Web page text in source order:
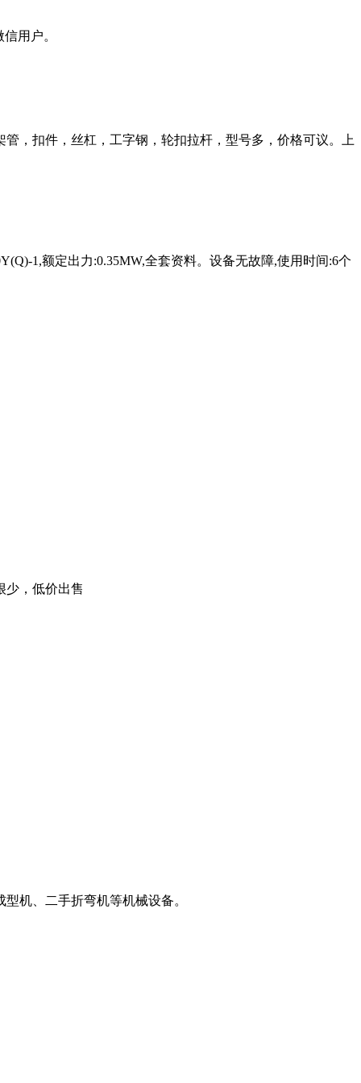
用户。
，扣件，丝杠，工字钢，轮扣拉杆，型号多，价格可议。上
1,额定出力:0.35MW,全套资料。设备无故障,使用时间:6个
少，低价出售
机、二手折弯机等机械设备。